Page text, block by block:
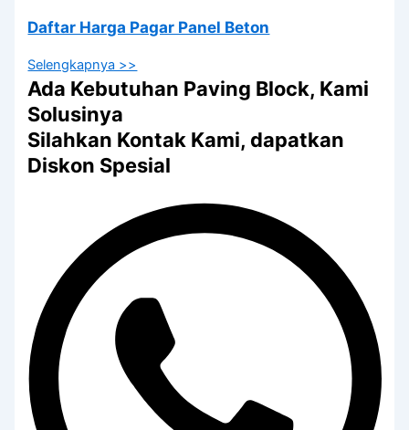
Daftar Harga Pagar Panel Beton
Selengkapnya >>
Ada Kebutuhan Paving Block, Kami
Solusinya
Silahkan Kontak Kami, dapatkan
Diskon Spesial